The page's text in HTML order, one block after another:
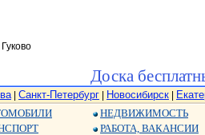
Доска
| Санкт-Петербург Новосибирск
НЕДВИЖИМОСТЬ
РАБОТА, ВАКАНСИИ